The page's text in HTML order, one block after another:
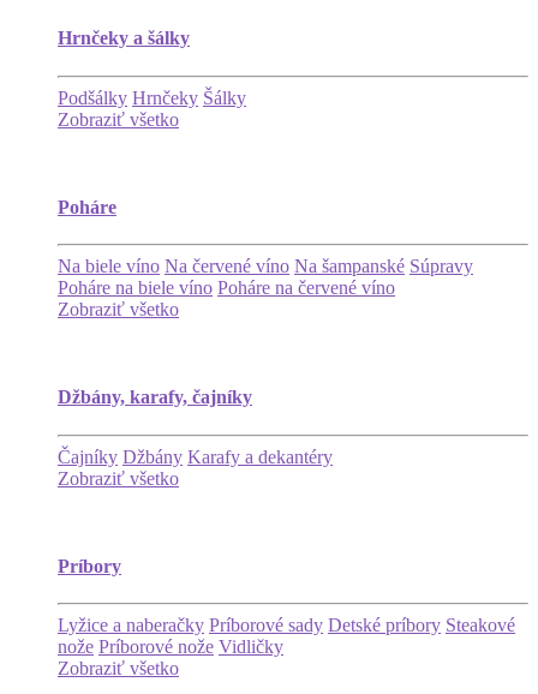
Hrnčeky a šálky
Podšálky Hrnčeky Šálky
Zobraziť všetko
Poháre
Na biele víno Na červené víno Na šampanské Súpravy
Poháre na biele víno Poháre na červené víno
Zobraziť všetko
Džbány, karafy, čajníky
Čajníky Džbány Karafy a dekantéry
Zobraziť všetko
Príbory
Lyžice a naberačky Príborové sady Detské príbory Steakové
nože Príborové nože Vidličky
Zobraziť všetko